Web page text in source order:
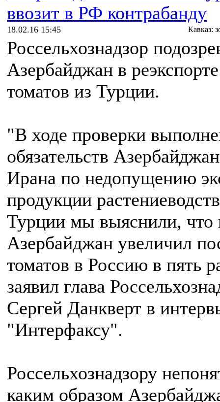
ввозит в РФ контрабанду
18.02.16 15:45 Кавказ:
Россельхознадзор
Азербайджан в реэкспорте
томатов из Турции.
"В ходе проверки
обязательств
Ирана по недопущению
продукции
Турции мы выяснили, что
Азербайджан увеличил
томатов в Россию в пять
заявил глава
Сергей Данкверт в
"Интерфаксу".
Россельхознадзору
каким образом